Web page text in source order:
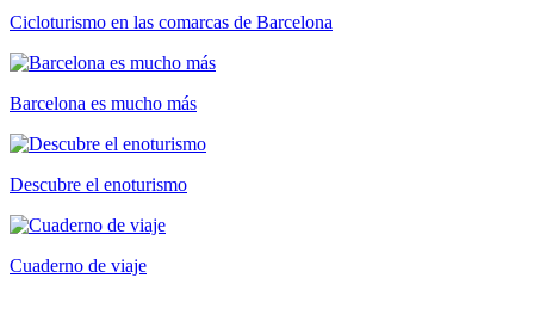
Cicloturismo en las comarcas de Barcelona
Barcelona es mucho más
Descubre el enoturismo
Cuaderno de viaje